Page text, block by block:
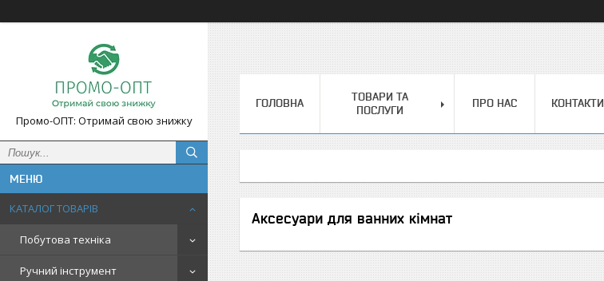
Промо-ОПТ: Отримай свою знижку
КАТАЛОГ ТОВАРІВ
Побутова техніка
Ручний інструмент
ГОЛОВНА
ТОВАРИ ТА
ПОСЛУГИ
ПРО НАС КОНТАКТИ
Аксесуари для ванних кімнат